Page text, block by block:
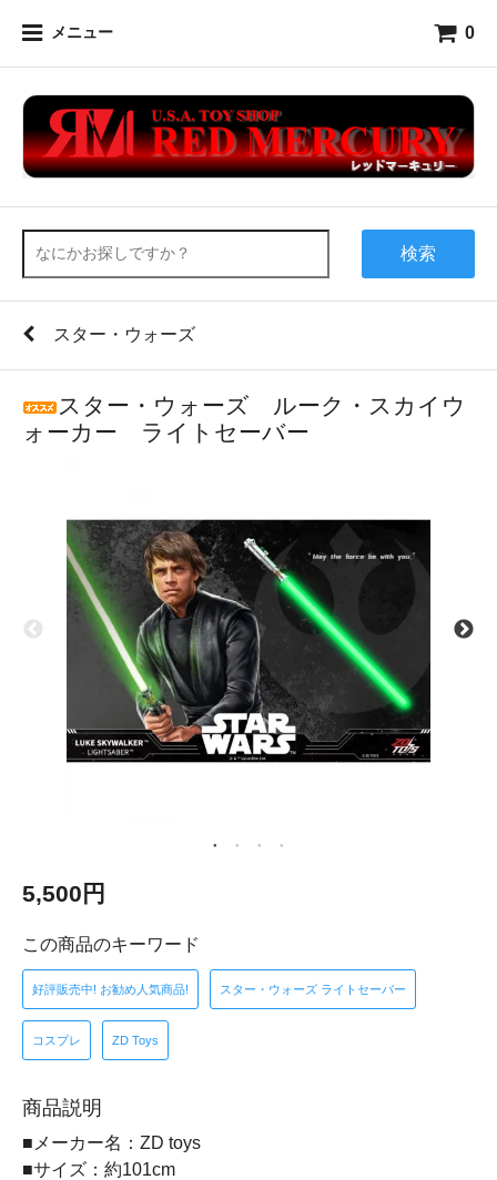
メニュー 0
検索
スター・ウォーズ
スター・ウォーズ ルーク・スカイウ
ォーカー ライトセーバー
5,500円
この商品のキーワード
好評販売中! お勧め人気商品! スター・ウォーズ ライトセーバー
コスプレ ZD Toys
商品説明
■メーカー名：ZD toys
■サイズ：約101cm